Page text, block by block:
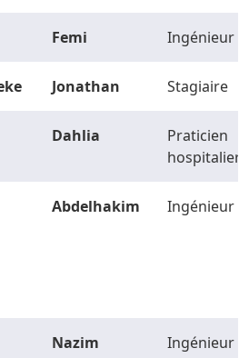
Femi Ingénieur
Jonathan Stagiaire
Dahlia
Praticien
hospitalier
Abdelhakim Ingénieur
Nazim Ingénieur